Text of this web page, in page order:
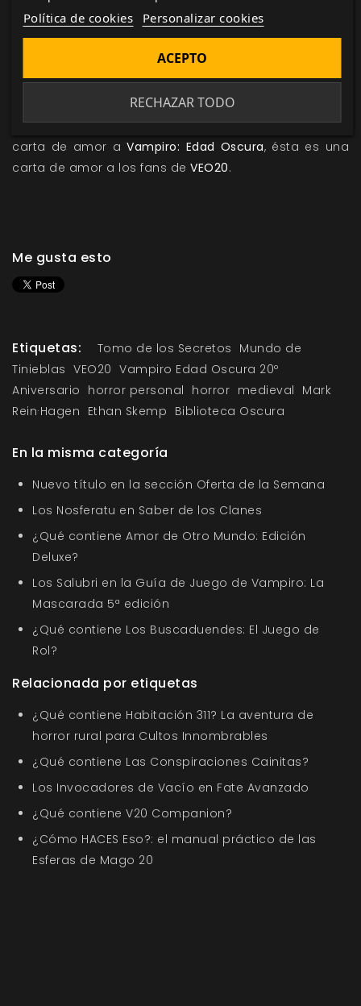
perdidas, que ayudarán a arrojar un poco de luz (o
plantear nuevas preguntas) en la misteriosa cruzada.
También hemos añadido nuevas Disciplinas
Combinadas y rituales mostrando algunas de los
personajes de nuestros aficionados. SiVEO20era una
carta de amor aVampiro: Edad Oscura, ésta es una
carta de amor a los fans de VEO20.
Me gusta esto
Etiquetas: Tomo de los Secretos Mundo de
Tinieblas VEO20 Vampiro Edad Oscura 20º
Aniversario horror personal horror medieval Mark
Rein·Hagen Ethan Skemp Biblioteca Oscura
En la misma categoría
Nuevo título en la sección Oferta de la Semana
Los Nosferatu en Saber de los Clanes
¿Qué contiene Amor de Otro Mundo: Edición
Deluxe?
Los Salubri en la Guía de Juego de Vampiro: La
Mascarada 5ª edición
¿Qué contiene Los Buscaduendes: El Juego de
Rol?
Relacionada por etiquetas
¿Qué contiene Habitación 311? La aventura de
horror rural para Cultos Innombrables
¿Qué contiene Las Conspiraciones Cainitas?
Los Invocadores de Vacío en Fate Avanzado
¿Qué contiene V20 Companion?
¿Cómo HACES Eso?: el manual práctico de las
Esferas de Mago 20
Política de cookies Personalizar cookies
RECHAZAR TODO
ACEPTO